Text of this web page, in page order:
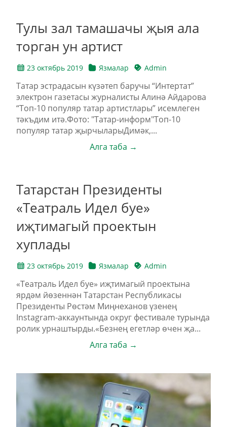
Тулы зал тамашачы җыя ала
торган ун артист
23 октябрь 2019 Язмалар Admin
Татар эстрадасын күзәтеп баручы “Интертат”
электрон газетасы журналисты Алинә Айдарова
“Топ-10 популяр татар артистлары” исемлеген
тәкъдим итә.Фото: "Татар-информ"Топ-10
популяр татар җырчыларыДимәк,...
Алга таба →
Татарстан Президенты
«Театраль Идел буе»
иҗтимагый проектын
хуплады
23 октябрь 2019 Язмалар Admin
«Театраль Идел буе» иҗтимагый проектына
ярдәм йөзеннән Татарстан Республикасы
Президенты Рөстәм Миңнеханов үзенең
Instagram-аккаунтында округ фестивале турында
ролик урнаштырды.«Безнең егетләр өчен җа...
Алга таба →